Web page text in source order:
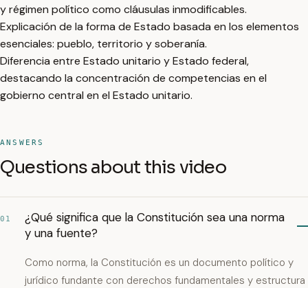
y régimen político como cláusulas inmodificables.
Explicación de la forma de Estado basada en los elementos
esenciales: pueblo, territorio y soberanía.
Diferencia entre Estado unitario y Estado federal,
destacando la concentración de competencias en el
gobierno central en el Estado unitario.
ANSWERS
Questions about this video
01
¿Qué significa que la Constitución sea una norma
y una fuente?
Como norma, la Constitución es un documento político y
jurídico fundante con derechos fundamentales y estructura